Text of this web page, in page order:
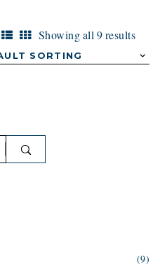
Showing all 9 results
(9)